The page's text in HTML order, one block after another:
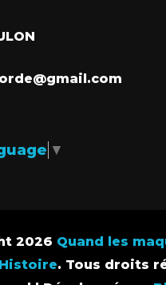
▼
2026 Quand les
. Tous droits